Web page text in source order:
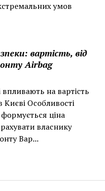
умов
вартість, від
Airbag
на вартість
Особливості
ціна
власнику
Вар...